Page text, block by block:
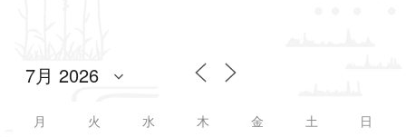
月 火 水 木 金 土 日